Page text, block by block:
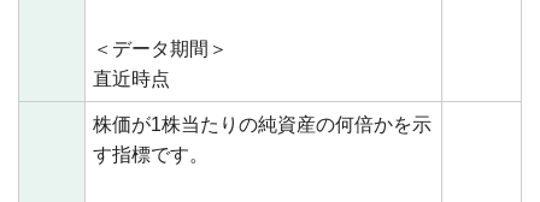
＜データ期間＞
直近時点
株価が1株当たりの純資産の何倍かを示
す指標です。